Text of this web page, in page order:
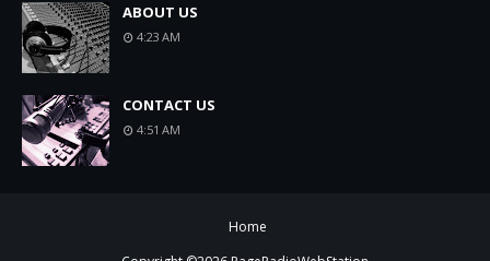
ABOUT US
4:23 AM
CONTACT US
4:51 AM
Home